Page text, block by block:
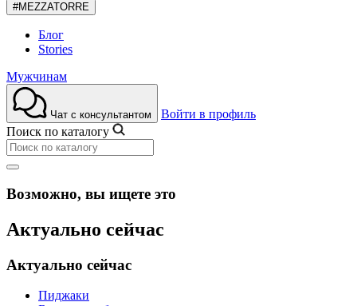
#MEZZATORRE
Блог
Stories
Мужчинам
Чат с консультантом
Войти в профиль
Поиск по каталогу
Возможно, вы ищете это
Актуально сейчас
Актуально сейчас
Пиджаки